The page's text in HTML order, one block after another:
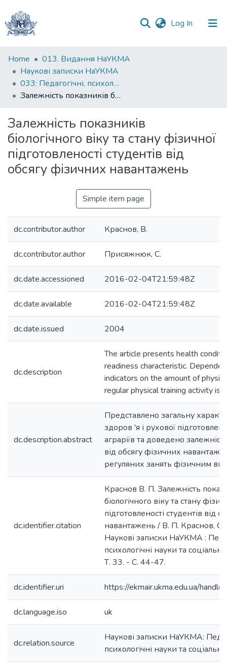
Log In (current)
Communities
&
Collections
Statistics
Home
013. Видання НаУКМА
Наукові записки НаУКМА
033: Педагогічні, психологічні науки та соціальна робота
Залежність показників біологічного віку та стану фізичної підготовленості студентів від обсягу фізичних навантажень
Залежність показників
біологічного віку та стану фізичної
підготовленості студентів від
обсягу фізичних навантажень
Simple item page
dc.contributor.author Краснов, В.
dc.contributor.author Присяжнюк, С.
dc.date.accessioned 2016-02-04T21:59:48Z
dc.date.available 2016-02-04T21:59:48Z
dc.date.issued 2004
dc.description
The article presents health
readiness characteristic.
indicators on the amount of
regular physical training activity is
dc.description.abstract
Представлено загальну
здоров 'я і рухової
аграріїв та доведено
від обсягу фізичних
регуляних занять фізичним
dc.identifier.citation
Краснов В. П. Залежність
біологічного віку та стану
підготовленості студентів від
навантажень / В. П. Краснов,
Наукові записки НаУКМА :
психологічні науки та
Т. 33. - С. 44-47.
dc.identifier.uri https://ekmair.ukma.edu.ua/
dc.language.iso uk
dc.relation.source
Наукові записки НаУКМА:
психологічні науки та